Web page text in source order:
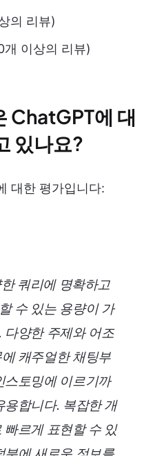
의 리뷰)
이상의 리뷰)
ChatGPT에 대
있나요?
대한 평가입니다:
쿼리에 명확하고
수 있는 용량이 가
다양한 주제와 어조
캐주얼한 채팅부
스토밍에 이르기까
용합니다. 복잡한 개
빠르게 표현할 수 있